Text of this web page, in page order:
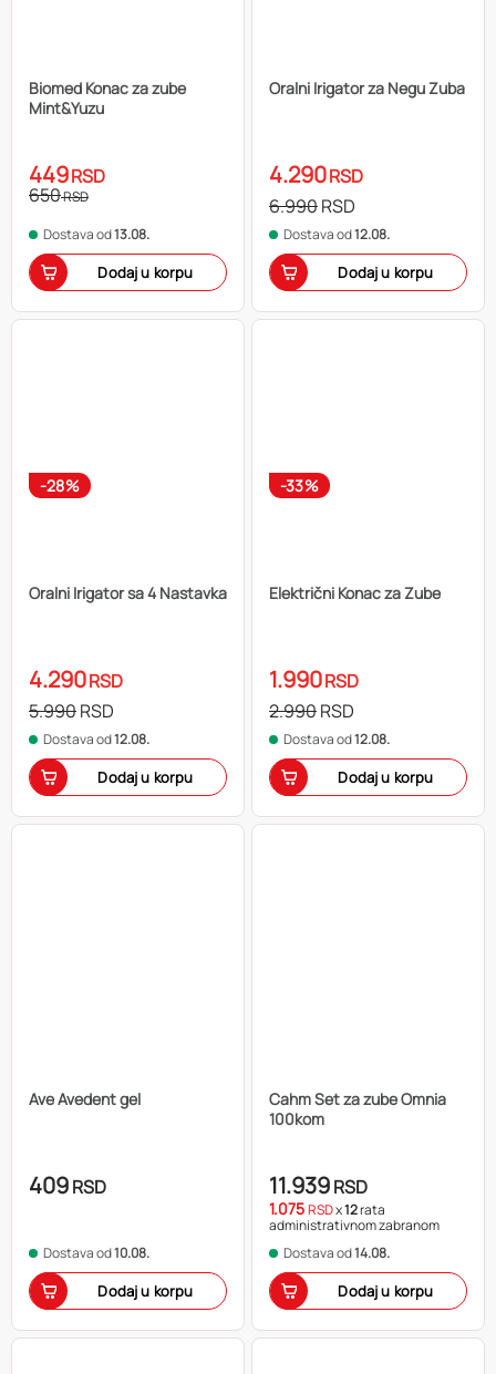
Biomed Konac za zube
Mint&Yuzu
449RSD
650RSD
Dostava od13.08.
Dodaj u korpu
Oralni Irigator za Negu Zuba
4.290RSD
6.990RSD
Dostava od12.08.
Dodaj u korpu
-28%
Oralni Irigator sa 4 Nastavka
4.290RSD
5.990RSD
Dostava od12.08.
Dodaj u korpu
-33%
Električni Konac za Zube
1.990RSD
2.990RSD
Dostava od12.08.
Dodaj u korpu
Ave Avedent gel
409RSD
Dostava od10.08.
Dodaj u korpu
Cahm Set za zube Omnia
100kom
11.939RSD
1.075RSDx12rata
administrativnom zabranom
Dostava od14.08.
Dodaj u korpu